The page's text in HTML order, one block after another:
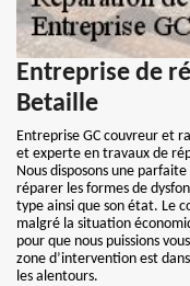
Entreprise de
Betaille
Entreprise GC couvreur et
et experte en travaux de
Nous disposons une
réparer les formes de
type ainsi que son état. Le
malgré la situation
pour que nous puissions
zone d’intervention est
les alentours.